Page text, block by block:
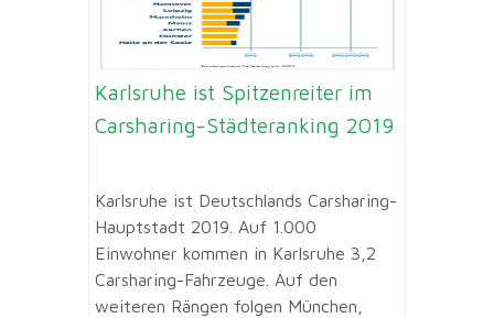
Karlsruhe ist Spitzenreiter im
Carsharing-Städteranking 2019
Karlsruhe ist Deutschlands Carsharing-
Hauptstadt 2019. Auf 1.000
Einwohner kommen in Karlsruhe 3,2
Carsharing-Fahrzeuge. Auf den
weiteren Rängen folgen München,